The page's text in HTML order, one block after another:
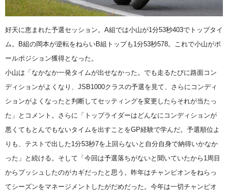
好天に恵まれた予選セッション。A組では小山が1分53秒403でトップタイ
ム。B組の岡本が逆転をねらいB組トップも1分53秒578。これで小山がポ
ールポジション獲得となった。
小山は「なかなか一発タイムが出せなかった。でも走るたびに路面コン
ディションがよくなり、JSB1000クラスの予選を見て、さらにコンディ
ションがよくなったと判断してセッティングを変更したらそれが当たっ
た」とコメント。さらに「トップライダーはどんなにコンディションが
悪くてもとんでもないタイムを出すことをGP経験で学んだ。予選順位よ
りも、テストで出した1分53秒7を上回らないと自分自身で納得いかなか
った」と続ける。そして「今回は予選落ちがないと聞いていたから1周目
からプッシュしたのがカギだったと思う。昨年はチャンピオンをねらっ
てシーズンをマネージメントしたがだめだった。今年は一切チャンピオ